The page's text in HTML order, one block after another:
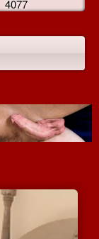
4077